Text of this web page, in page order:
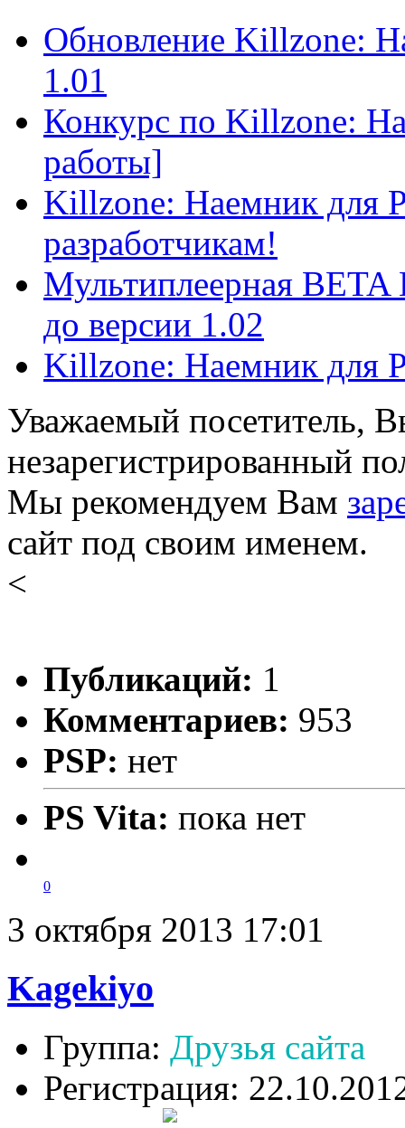
Обновление Killzone:
1.01
Конкурс по Killzone:
работы]
Killzone: Наемник для
разработчикам!
Мультиплеерная
до версии 1.02
Killzone: Наемник для
Уважаемый посетитель,
незарегистрированный
Мы рекомендуем Вам
сайт под своим именем.
<
Публикаций: 1
Комментариев: 953
PSP: нет
PS Vita: пока нет
0
3 октября 2013 17:01
Kagekiyo
Группа: Друзья сайта
Регистрация: